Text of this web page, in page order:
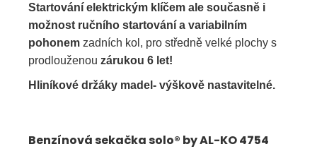
Startování elektrickým klíčem ale současně i
možnost ručního startování a variabilním
pohonem zadních kol, pro středně velké plochy s
prodlouženou zárukou 6 let!
Hliníkové držáky madel- výškově nastavitelné.
Benzínová sekačka solo® by AL-KO 4754